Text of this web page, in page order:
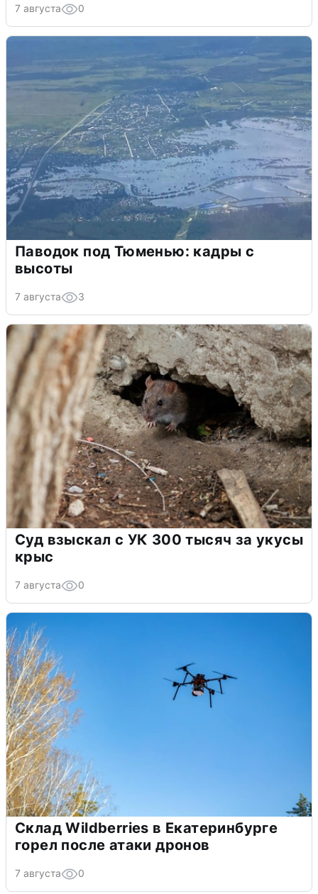
7 августа 0
Паводок под Тюменью: кадры с
высоты
7 августа 3
Суд взыскал с УК 300 тысяч за укусы
крыс
7 августа 0
Склад Wildberries в Екатеринбурге
горел после атаки дронов
7 августа 0